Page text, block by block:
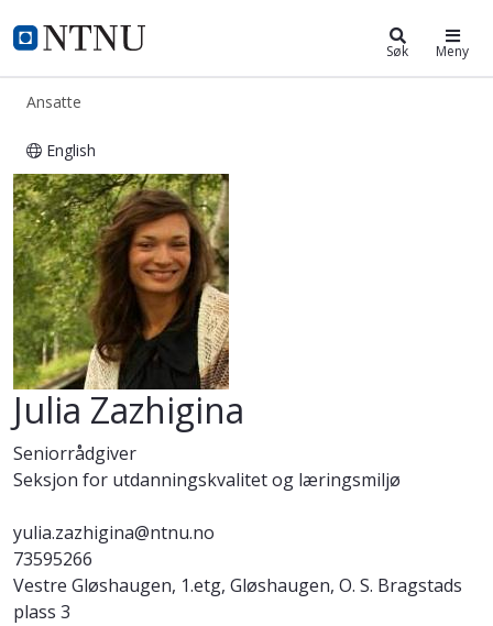
NTNU Hjemmeside
ntnu.no Søk Meny
Ansatte
English
Julia Zazhigina
Julia Zazhigina
Seniorrådgiver
Seksjon for utdanningskvalitet og læringsmiljø
yulia.zazhigina@ntnu.no
73595266
Vestre Gløshaugen, 1.etg, Gløshaugen, O. S. Bragstads
plass 3